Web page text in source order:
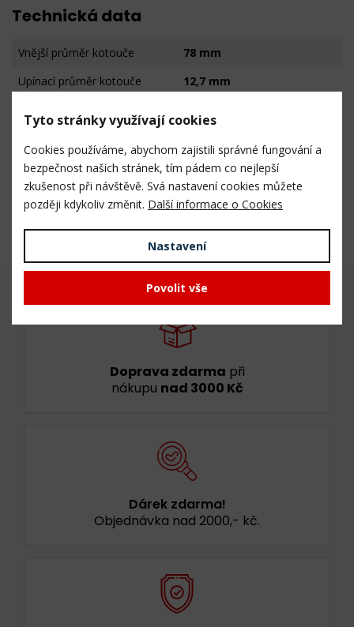
Technická data
Vnější průměr kotouče
78 mm
Upínací průměr kotouče
12,7 mm
Celková váha
0,4 kg
Čistá váha
0,4 kg
Doprava zdarma při
nákupu nad 3000 Kč
Dárek zdarma!
Objednávka nad 2000,- kč.
Tyto stránky využívají cookies
Cookies používáme, abychom zajistili správné fungování a
bezpečnost našich stránek, tím pádem co nejlepší
zkušenost při návštěvě. Svá nastavení cookies můžete
později kdykoliv změnit. Další informace o Cookies
Nastavení
Povolit vše